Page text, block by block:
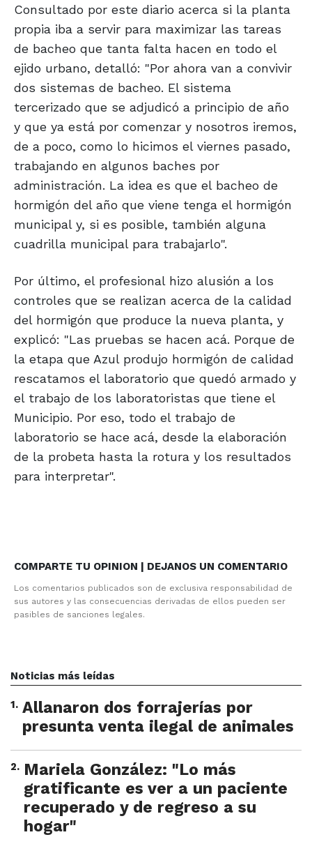
Consultado por este diario acerca si la planta
propia iba a servir para maximizar las tareas
de bacheo que tanta falta hacen en todo el
ejido urbano, detalló: "Por ahora van a convivir
dos sistemas de bacheo. El sistema
tercerizado que se adjudicó a principio de año
y que ya está por comenzar y nosotros iremos,
de a poco, como lo hicimos el viernes pasado,
trabajando en algunos baches por
administración. La idea es que el bacheo de
hormigón del año que viene tenga el hormigón
municipal y, si es posible, también alguna
cuadrilla municipal para trabajarlo".
Por último, el profesional hizo alusión a los
controles que se realizan acerca de la calidad
del hormigón que produce la nueva planta, y
explicó: "Las pruebas se hacen acá. Porque de
la etapa que Azul produjo hormigón de calidad
rescatamos el laboratorio que quedó armado y
el trabajo de los laboratoristas que tiene el
Municipio. Por eso, todo el trabajo de
laboratorio se hace acá, desde la elaboración
de la probeta hasta la rotura y los resultados
para interpretar".
COMPARTE TU OPINION | DEJANOS UN COMENTARIO
Los comentarios publicados son de exclusiva responsabilidad de
sus autores y las consecuencias derivadas de ellos pueden ser
pasibles de sanciones legales.
Noticias más leídas
1. Allanaron dos forrajerías por
presunta venta ilegal de animales
2. Mariela González: "Lo más
gratificante es ver a un paciente
recuperado y de regreso a su
hogar"